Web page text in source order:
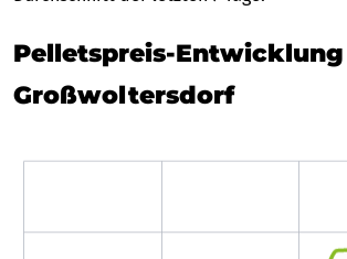
Pelletspreis-
Großwoltersdorf